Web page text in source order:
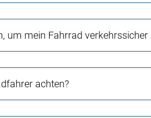
um mein Fahrrad verkehrssicher
achten?